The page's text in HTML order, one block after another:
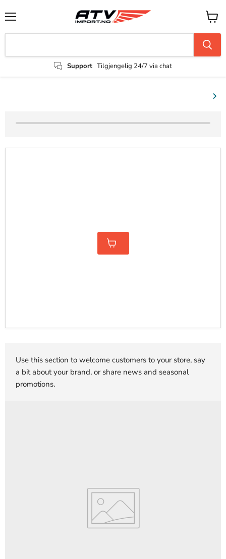
Support Tilgjengelig 24/7 via chat
Use this section to welcome customers to your store, say
a bit about your brand, or share news and seasonal
promotions.